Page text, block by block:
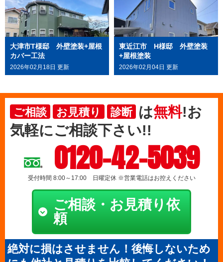
大津市T様邸 外壁塗装+屋根
カバー工法
2026年02月18日 更新
東近江市 H様邸 外壁塗装
+屋根塗装
2026年02月04日 更新
ご相談 お見積り 診断 は無料!お
気軽にご相談下さい!!
0120-42-5039
受付時間 8:00～17:00 日曜定休 ※営業電話はお控えください
ご相談・お見積り依
頼
絶対に損はさせません！後悔しないため